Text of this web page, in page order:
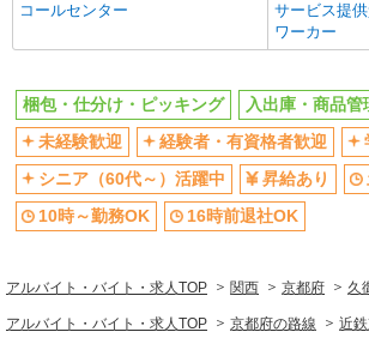
時給1303円（就業先によ
京都府久世郡久御山町
キープ 詳
アルバイト パート
株式会社バイトレ（ADM806280）
手のひらサイズ中心◎数え
かんたん作業
時給1258円（就業先によ
京都府久世郡久御山町栄
交通費支給
社会保険あり
同じ職種から求人を探す
軽作業・製造・物流
梱包・仕分け・ピッキング
入出庫・商
同じ特徴から求人を探す
未経験歓迎
土日祝休み
社会保険あり
コールセンター
サービス提
ワーカー
梱包・仕分け・ピッキング
入出庫・商品
未経験歓迎
経験者・有資格者歓迎
シニア（60代～）活躍中
昇給あり
10時～勤務OK
16時前退社OK
アルバイト・バイト・求人TOP 関西 京都府 久
アルバイト・バイト・求人TOP 京都府の路線 近